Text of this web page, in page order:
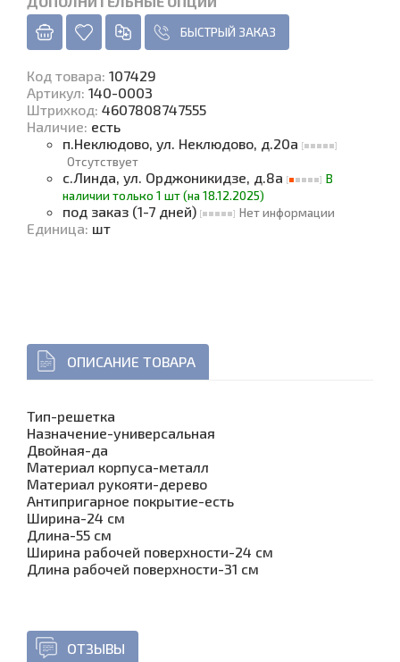
БЫСТРЫЙ ЗАКАЗ
Код товара: 107429
Артикул: 140-0003
Штрихкод: 4607808747555
Наличие: есть
п.Неклюдово, ул. Неклюдово, д.20а
Отсутствует
с.Линда, ул. Орджоникидзе, д.8а
В
наличии только 1 шт (на 18.12.2025)
под заказ (1-7 дней) Нет информации
Единица: шт
ОПИСАНИЕ ТОВАРА
Тип-решетка
Назначение-универсальная
Двойная-да
Материал корпуса-металл
Материал рукояти-дерево
Антипригарное покрытие-есть
Ширина-24 см
Длина-55 см
Ширина рабочей поверхности-24 см
Длина рабочей поверхности-31 см
ОТЗЫВЫ